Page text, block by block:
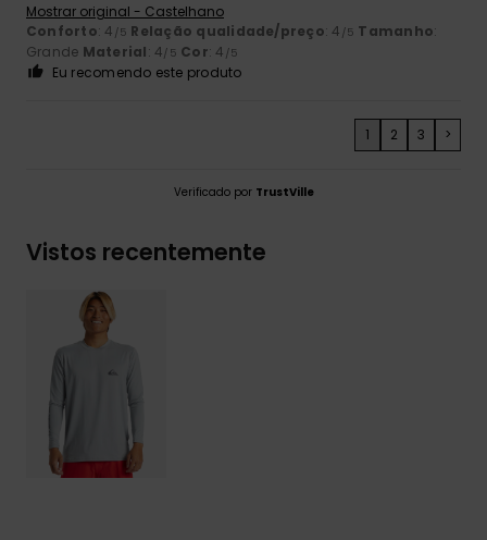
Mostrar original - Castelhano
Conforto: 4 /5 Relação qualidade/preço: 4 /5 Tamanho:
Grande Material: 4/5 Cor: 4 /5
Eu recomendo este produto
1 2 3 >
Verificado por TrustVille
Vistos recentemente